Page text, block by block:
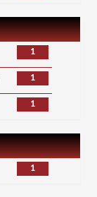
1
1
1
1